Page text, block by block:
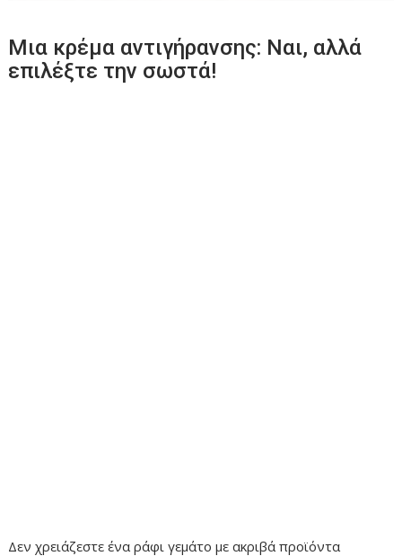
Μια κρέμα αντιγήρανσης: Nαι, αλλά
επιλέξτε την σωστά!
Δεν χρειάζεστε ένα ράφι γεμάτο με ακριβά προϊόντα